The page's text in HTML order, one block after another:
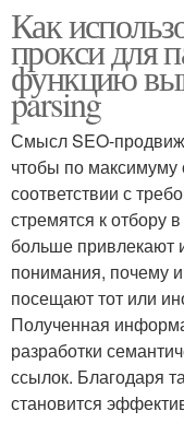
Как
прокси для
функцию
parsing
Смысл SEO-
чтобы по максимуму
соответствии с
стремятся к отбору
больше привлекают
понимания, почему
посещают тот или
Полученная
разработки
ссылок. Благодаря
становится